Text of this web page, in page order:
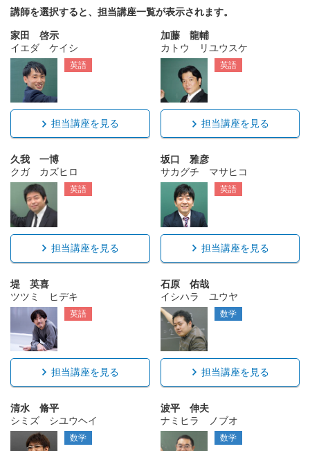
講師を選択すると、担当講座一覧が表示されます。
家田 啓示
イエダ ケイシ
英語
担当講座を見る
加藤 龍輔
カトウ リユウスケ
英語
担当講座を見る
久我 一博
クガ カズヒロ
英語
担当講座を見る
坂口 雅彦
サカグチ マサヒコ
英語
担当講座を見る
堤 英喜
ツツミ ヒデキ
英語
担当講座を見る
石原 佑哉
イシハラ ユウヤ
数学
担当講座を見る
清水 脩平
シミズ シユウヘイ
数学
波平 伸夫
ナミヒラ ノブオ
数学